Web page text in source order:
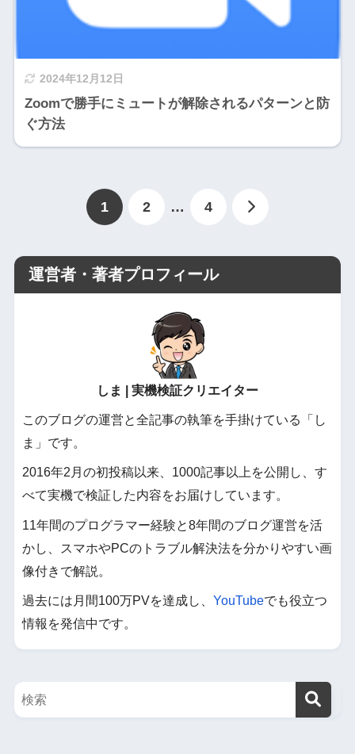
2024年12月12日
Zoomで勝手にミュートが解除されるパターンと防
ぐ方法
1 2 … 4
運営者・著者プロフィール
しま | 実機検証クリエイター
このブログの運営と全記事の執筆を手掛けている「し
ま」です。
2016年2月の初投稿以来、1000記事以上を公開し、す
べて実機で検証した内容をお届けしています。
11年間のプログラマー経験と8年間のブログ運営を活
かし、スマホやPCのトラブル解決法を分かりやすい画
像付きで解説。
過去には月間100万PVを達成し、 YouTubeでも役立つ
情報を発信中です。